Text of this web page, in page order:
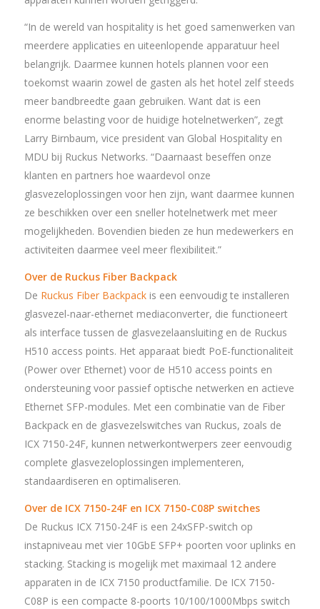
“In de wereld van hospitality is het goed samenwerken van
meerdere applicaties en uiteenlopende apparatuur heel
belangrijk. Daarmee kunnen hotels plannen voor een
toekomst waarin zowel de gasten als het hotel zelf steeds
meer bandbreedte gaan gebruiken. Want dat is een
enorme belasting voor de huidige hotelnetwerken”, zegt
Larry Birnbaum, vice president van Global Hospitality en
MDU bij Ruckus Networks. “Daarnaast beseffen onze
klanten en partners hoe waardevol onze
glasvezeloplossingen voor hen zijn, want daarmee kunnen
ze beschikken over een sneller hotelnetwerk met meer
mogelijkheden. Bovendien bieden ze hun medewerkers en
activiteiten daarmee veel meer flexibiliteit.”
Over de Ruckus Fiber Backpack
De Ruckus Fiber Backpackis een eenvoudig te installeren
glasvezel-naar-ethernet mediaconverter, die functioneert
als interface tussen de glasvezelaansluiting en de Ruckus
H510 access points. Het apparaat biedt PoE-functionaliteit
(Power over Ethernet) voor de H510 access points en
ondersteuning voor passief optische netwerken en actieve
Ethernet SFP-modules. Met een combinatie van de Fiber
Backpack en de glasvezelswitches van Ruckus, zoals de
ICX 7150-24F, kunnen netwerkontwerpers zeer eenvoudig
complete glasvezeloplossingen implementeren,
standaardiseren en optimaliseren.
Over de ICX 7150-24F en ICX 7150-C08P switches
De Ruckus ICX 7150-24F is een 24xSFP-switch op
instapniveau met vier 10GbE SFP+ poorten voor uplinks en
stacking. Stacking is mogelijk met maximaal 12 andere
apparaten in de ICX 7150 productfamilie. De ICX 7150-
C08P is een compacte 8-poorts 10/100/1000Mbps switch